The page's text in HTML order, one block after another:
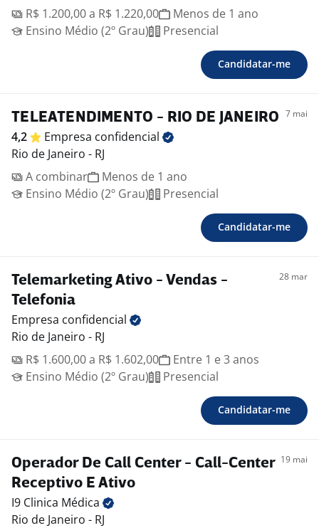
R$ 1.200,00 a R$ 1.220,00
Menos de 1 ano
Ensino Médio (2º Grau)
Presencial
Candidatar-me
TELEATENDIMENTO - RIO DE JANEIRO 7 mai
4,2 Empresa confidencial
Rio de Janeiro - RJ
A combinar
Menos de 1 ano
Ensino Médio (2º Grau)
Presencial
Candidatar-me
Telemarketing Ativo - Vendas -
Telefonia
28 mar
Empresa confidencial
Rio de Janeiro - RJ
R$ 1.600,00 a R$ 1.602,00
Entre 1 e 3 anos
Ensino Médio (2º Grau)
Presencial
Candidatar-me
Operador De Call Center - Call-Center
Receptivo E Ativo
19 mai
I9 Clinica Médica
Rio de Janeiro - RJ